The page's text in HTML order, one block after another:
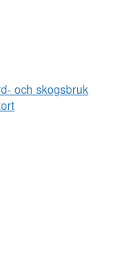
och skogsbruk